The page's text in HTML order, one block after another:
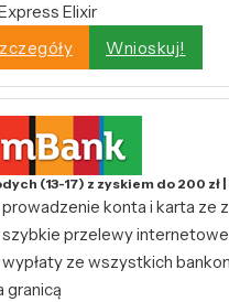
Elixir
Wnioskuj!
(13-17) z zyskiem do 200 zł
konta i karta ze
przelewy internetowe
ze wszystkich
granicą